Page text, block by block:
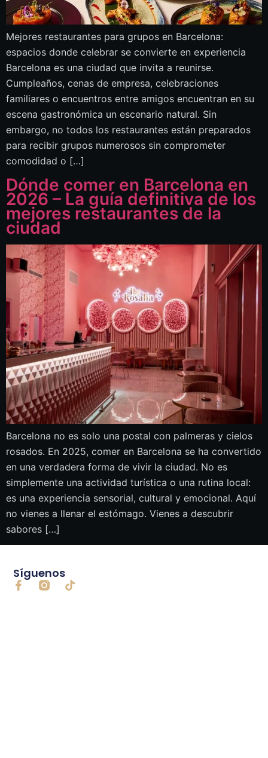
Mejores restaurantes para grupos en Barcelona:
espacios donde celebrar se convierte en experiencia
Barcelona es una ciudad que invita a reunirse.
Cumpleaños, cenas de empresa, celebraciones
familiares o encuentros entre amigos encuentran en su
escena gastronómica un escenario natural. Sin
embargo, no todos los restaurantes están preparados
para recibir grupos numerosos sin comprometer
comodidad o […]
Dónde comer en Barcelona en
2026 – La guía definitiva de los
mejores restaurantes de la
ciudad
Barcelona no es solo una postal con palmeras y cielos
rosados. En 2025, comer en Barcelona se ha convertido
en una verdadera forma de vivir la ciudad. No es
simplemente una actividad turística o una rutina local:
es una experiencia sensorial, cultural y emocional. Aquí
no vienes a llenar el estómago. Vienes a descubrir
sabores […]
Síguenos